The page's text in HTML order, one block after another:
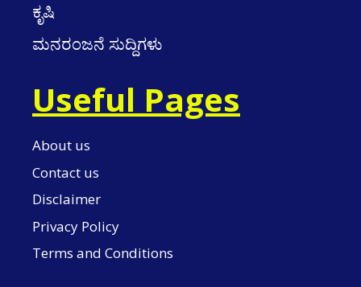
ಕೃಷಿ
ಮನರಂಜನೆ ಸುದ್ದಿಗಳು
Useful Pages
About us
Contact us
Disclaimer
Privacy Policy
Terms and Conditions